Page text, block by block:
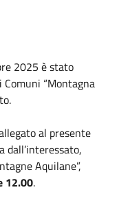
2025 è stato
Comuni “Montagna
al presente
Aquilane”,
12.00.